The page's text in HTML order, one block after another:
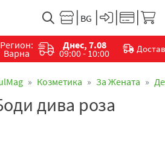
Регион:
Варна
Днес, 7.08
09:00 - 10:00
Козметика За Жената
дива роза